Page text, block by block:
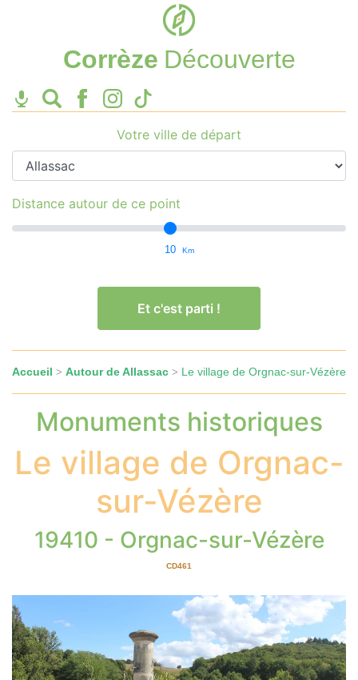
Corrèze Découverte
Votre ville de départ
Distance autour de ce point
10 Km
Et c'est parti !
Accueil > Autour de Allassac > Le village de Orgnac-sur-Vézère
Monuments historiques
Le village de Orgnac-
sur-Vézère
19410 - Orgnac-sur-Vézère
CD461